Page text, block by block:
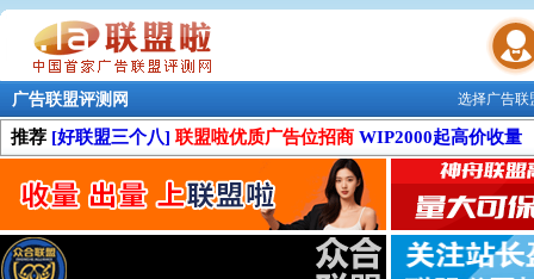
联盟学院
选择广告
广告联盟评测网
推荐 [好联盟三个八] 联盟啦优质广告位招商 WIP2000起高价收量